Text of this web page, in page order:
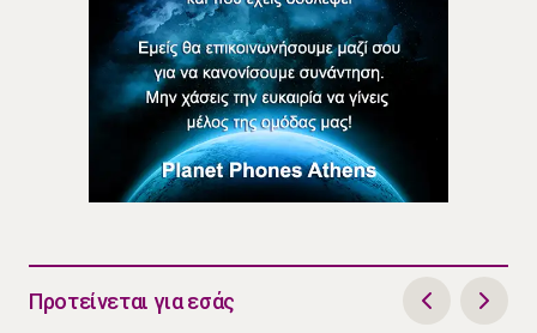
Προτείνεται για εσάς